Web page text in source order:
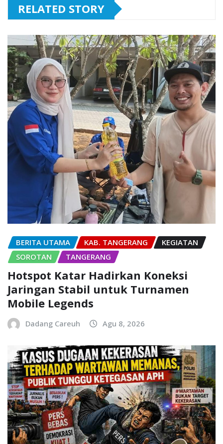
RELATED STORY
BERITA UTAMA KAB. TANGERANG
KEGIATAN
SOROTAN
TANGERANG
Hotspot Katar Hadirkan Koneksi
Jaringan Stabil untuk Turnamen
Mobile Legends
Dadang Careuh Agu 8, 2026